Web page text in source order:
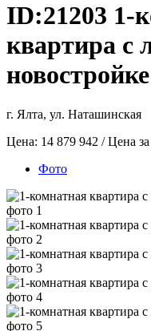
ID:21203 1-
квартира с
г. Ялта, ул. Наташинская
Цена: 14 879 942 / Цена за
Фото